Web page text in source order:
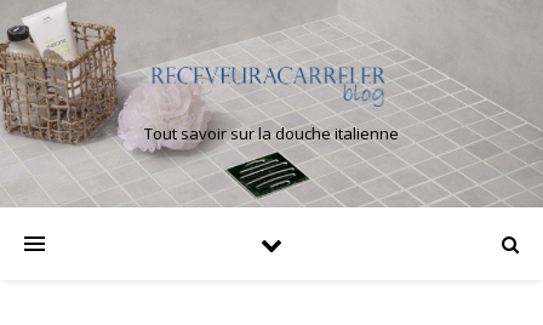
Tout savoir sur la douche italienne